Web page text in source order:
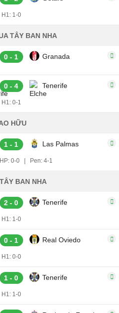
H1: 1-0
TÂY BAN NHA
0 - 1 Granada
0 - 4 Tenerife
H1: 0-1
HỮU
1 - 1 Las Palmas
HP: 0-0 Pen: 4-1
BAN NHA
2 - 0 Tenerife
H1: 1-0
0 - 1 Real Oviedo
H1: 0-0
1 - 0 Tenerife
H1: 1-0